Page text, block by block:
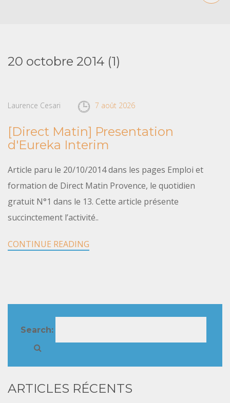
20 octobre 2014 (1)
Laurence Cesari 7 août 2026
[Direct Matin] Presentation
d'Eureka Interim
Article paru le 20/10/2014 dans les pages Emploi et
formation de Direct Matin Provence, le quotidien
gratuit N°1 dans le 13. Cette article présente
succinctement l’activité..
CONTINUE READING
Search:
ARTICLES RÉCENTS